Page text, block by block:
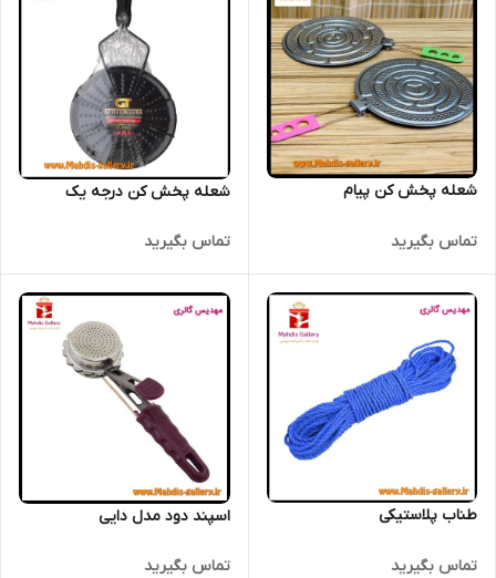
شعله پخش کن پیام
تماس بگیرید
شعله پخش کن درجه یک
تماس بگیرید
طناب پلاستیکی
تماس بگیرید
اسپند دود مدل دایی
تماس بگیرید